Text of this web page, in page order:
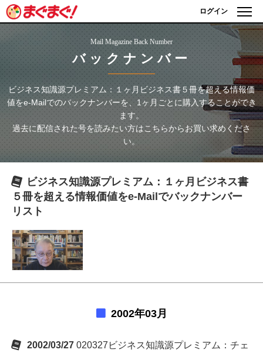
ログイン
Mail Magazine Back Number
バックナンバー
ビジネス知識源プレミアム：１ヶ月ビジネス書５冊を超える情報価
値をe-Mailでのバックナンバーを、1ヶ月ごとに購入することができ
ます。
過去に配信された号を読みたい方はこちらからお買い求めくださ
い。
ビジネス知識源プレミアム：１ヶ月ビジネス書
５冊を超える情報価値をe-Mailでバックナンバー
リスト
2002年03月
2002/03/27 020327ビジネス知識源プレミアム：チェ